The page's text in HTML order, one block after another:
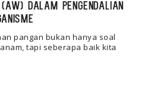
dalam Pengendalian
pangan bukan hanya soal
tapi seberapa baik kita